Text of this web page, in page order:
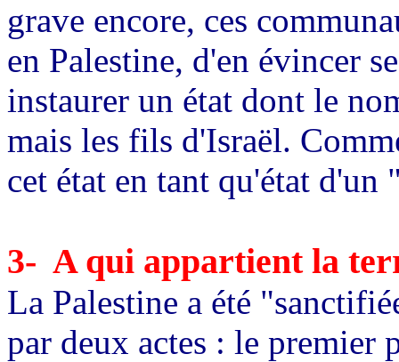
grave encore, ces
en Palestine, d'en évincer
instaurer un état dont le
mais les fils d'Israël.
cet état en tant qu'état
3- A qui appartient la
La Palestine a été
par deux actes : le premier